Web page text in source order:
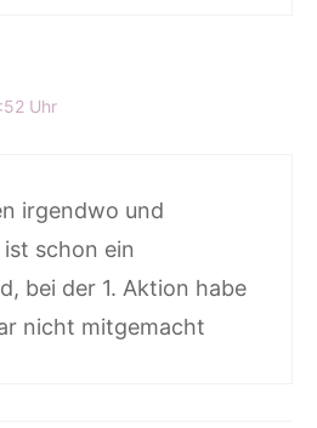
Uhr
irgendwo und
schon ein
bei der 1. Aktion habe
nicht mitgemacht